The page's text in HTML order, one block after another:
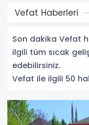
Vefat Haberleri
Son dakika Vefat
ilgili tüm sıcak
edebilirsiniz.
Vefat ile ilgili 50